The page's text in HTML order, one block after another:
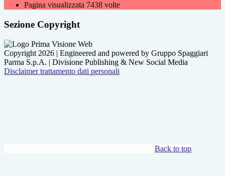
Pagina visualizzata 7438 volte
Sezione Copyright
Copyright 2026 | Engineered and powered by Gruppo Spaggiari
Parma S.p.A. | Divisione Publishing & New Social Media
Disclaimer trattamento dati personali
Back to top